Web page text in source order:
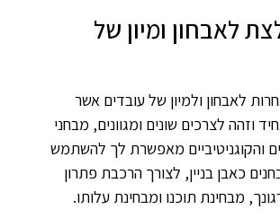
לאבחון ומיון של
לאבחון ולמיון של עובדים אשר
וזהה לצרכים שונים ומגוונים, מבחני
והקוגניטיביים מאפשרת לך להשתמש
כאבן בניין, לצורך הרכבת פתרון
מבחינת תוכנו ומבחינת עלותו.